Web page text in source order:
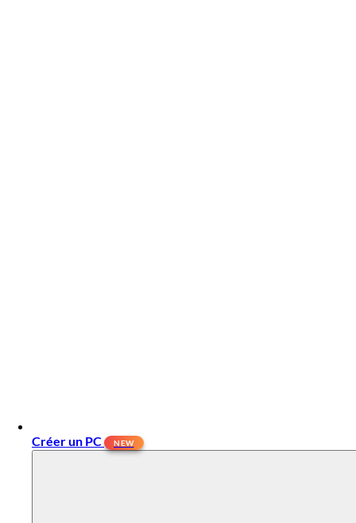
Créer un PC NEW